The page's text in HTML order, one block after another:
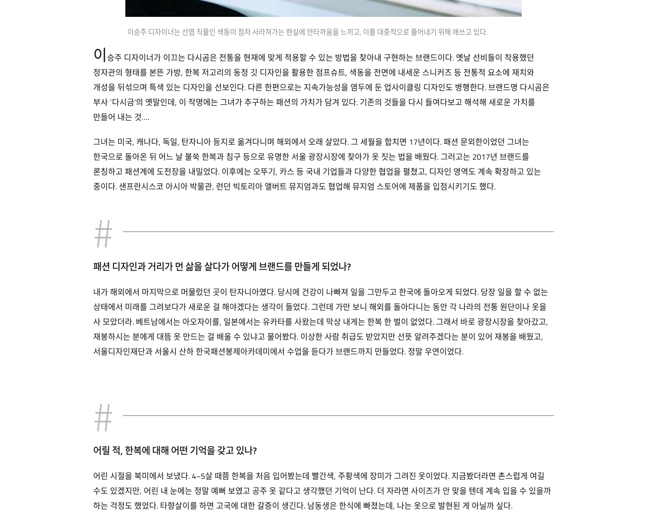
이승주 디자이너는 선염 직물인 색동이 점차 사라져가는 현실에 안타까움을 느끼고, 이를 대중적으로 풀어내기 위해 애쓰고 있다.
이승주 디자이너가 이끄는 다시곰은 전통을 현재에 맞게 적용할 수 있는 방법을 찾아내 구현하는 브랜드이다. 옛날 선비들이 착용했던
정자관의 형태를 본뜬 가방, 한복 저고리의 동정 깃 디자인을 활용한 점프슈트, 색동을 전면에 내세운 스니커즈 등 전통적 요소에 재치와
개성을 뒤섞으며 특색 있는 디자인을 선보인다. 다른 한편으로는 지속가능성을 염두에 둔 업사이클링 디자인도 병행한다. 브랜드명 다시곰은
부사 ‘다시금’의 옛말인데, 이 작명에는 그녀가 추구하는 패션의 가치가 담겨 있다. 기존의 것들을 다시 들여다보고 해석해 새로운 가치를
만들어 내는 것….
그녀는 미국, 캐나다, 독일, 탄자니아 등지로 옮겨다니며 해외에서 오래 살았다. 그 세월을 합치면 17년이다. 패션 문외한이었던 그녀는
한국으로 돌아온 뒤 어느 날 불쑥 한복과 침구 등으로 유명한 서울 광장시장에 찾아가 옷 짓는 법을 배웠다. 그러고는 2017년 브랜드를
론칭하고 패션계에 도전장을 내밀었다. 이후에는 오뚜기, 카스 등 국내 기업들과 다양한 협업을 펼쳤고, 디자인 영역도 계속 확장하고 있는
중이다. 샌프란시스코 아시아 박물관, 런던 빅토리아 앨버트 뮤지엄과도 협업해 뮤지엄 스토어에 제품을 입점시키기도 했다.
패션 디자인과 거리가 먼 삶을 살다가 어떻게 브랜드를 만들게 되었나?
내가 해외에서 마지막으로 머물렀던 곳이 탄자니아였다. 당시에 건강이 나빠져 일을 그만두고 한국에 돌아오게 되었다. 당장 일을 할 수 없는
상태에서 미래를 그려보다가 새로운 걸 해야겠다는 생각이 들었다. 그런데 가만 보니 해외를 돌아다니는 동안 각 나라의 전통 원단이나 옷을
사 모았더라. 베트남에서는 아오자이를, 일본에서는 유카타를 사왔는데 막상 내게는 한복 한 벌이 없었다. 그래서 바로 광장시장을 찾아갔고,
재봉하시는 분에게 대뜸 옷 만드는 걸 배울 수 있냐고 물어봤다. 이상한 사람 취급도 받았지만 선뜻 알려주겠다는 분이 있어 재봉을 배웠고,
서울디자인재단과 서울시 산하 한국패션봉제아카데미에서 수업을 듣다가 브랜드까지 만들었다. 정말 우연이었다.
어릴 적, 한복에 대해 어떤 기억을 갖고 있나?
어린 시절을 북미에서 보냈다. 4~5살 때쯤 한복을 처음 입어봤는데 빨간색, 주황색에 장미가 그려진 옷이었다. 지금봤더라면 촌스럽게 여길
수도 있겠지만, 어린 내 눈에는 정말 예뻐 보였고 공주 옷 같다고 생각했던 기억이 난다. 더 자라면 사이즈가 안 맞을 텐데 계속 입을 수 있을까
하는 걱정도 했었다. 타향살이를 하면 고국에 대한 갈증이 생긴다. 남동생은 한식에 빠졌는데, 나는 옷으로 발현된 게 아닐까 싶다.